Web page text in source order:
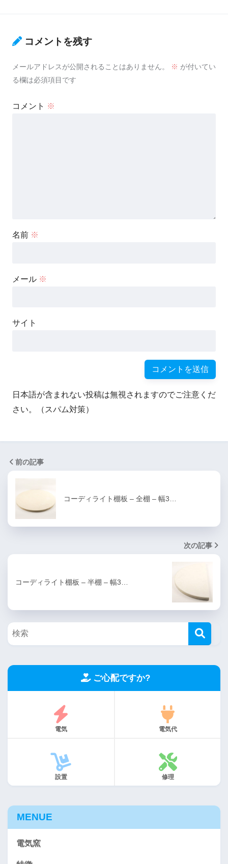
コメントを残す
メールアドレスが公開されることはありません。 ※ が付いてい
る欄は必須項目です
コメント ※
名前 ※
メール ※
サイト
日本語が含まれない投稿は無視されますのでご注意くだ
さい。（スパム対策）
前の記事
コーディライト棚板 – 全棚 – 幅3…
次の記事
コーディライト棚板 – 半棚 – 幅3…
ご心配ですか?
電気 電気代
設置 修理
MENUE
電気窯